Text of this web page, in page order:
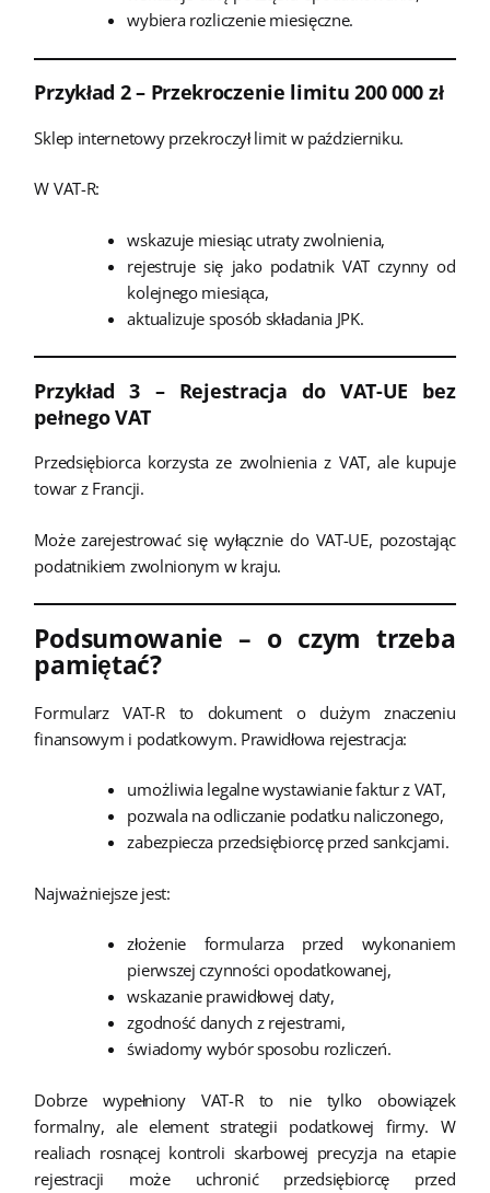
wybiera rozliczenie miesięczne.
Przykład 2 – Przekroczenie limitu 200 000 zł
Sklep internetowy przekroczył limit w październiku.
W VAT-R:
wskazuje miesiąc utraty zwolnienia,
rejestruje się jako podatnik VAT czynny od
kolejnego miesiąca,
aktualizuje sposób składania JPK.
Przykład 3 – Rejestracja do VAT-UE bez
pełnego VAT
Przedsiębiorca korzysta ze zwolnienia z VAT, ale kupuje
towar z Francji.
Może zarejestrować się wyłącznie do VAT-UE, pozostając
podatnikiem zwolnionym w kraju.
Podsumowanie – o czym trzeba
pamiętać?
Formularz VAT-R to dokument o dużym znaczeniu
finansowym i podatkowym. Prawidłowa rejestracja:
umożliwia legalne wystawianie faktur z VAT,
pozwala na odliczanie podatku naliczonego,
zabezpiecza przedsiębiorcę przed sankcjami.
Najważniejsze jest:
złożenie formularza przed wykonaniem
pierwszej czynności opodatkowanej,
wskazanie prawidłowej daty,
zgodność danych z rejestrami,
świadomy wybór sposobu rozliczeń.
Dobrze wypełniony VAT-R to nie tylko obowiązek
formalny, ale element strategii podatkowej firmy. W
realiach rosnącej kontroli skarbowej precyzja na etapie
rejestracji może uchronić przedsiębiorcę przed